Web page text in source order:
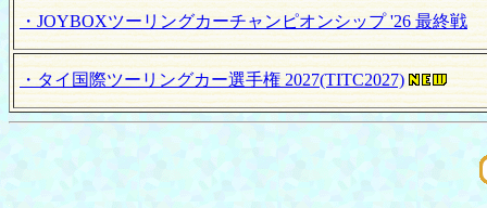
・JOYBOXツーリングカーチャンピオンシップ '26 最終戦
・タイ国際ツーリングカー選手権 2027(TITC2027)